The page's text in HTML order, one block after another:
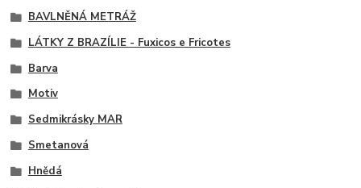
BAVLNĚNÁ METRÁŽ
LÁTKY Z BRAZÍLIE - Fuxicos e Fricotes
Barva
Motiv
Sedmikrásky MAR
Smetanová
Hnědá